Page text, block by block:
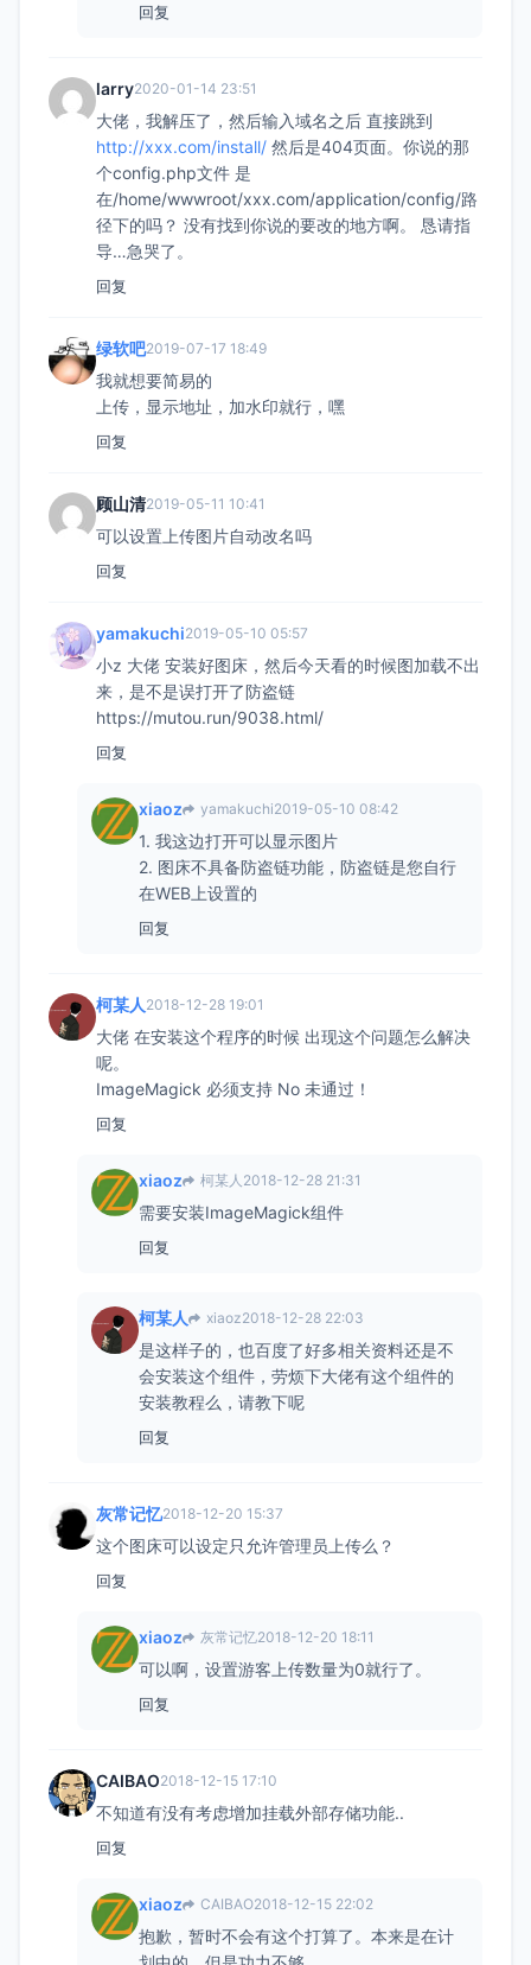
回复
larry2020-01-14 23:51
大佬，我解压了，然后输入域名之后 直接跳到
http://xxx.com/install/ 然后是404页面。你说的那
个config.php文件 是
在/home/wwwroot/xxx.com/application/config/路
径下的吗？ 没有找到你说的要改的地方啊。 恳请指
导…急哭了。
回复
绿软吧2019-07-17 18:49
我就想要简易的
上传，显示地址，加水印就行，嘿
回复
顾山清2019-05-11 10:41
可以设置上传图片自动改名吗
回复
yamakuchi2019-05-10 05:57
小z 大佬 安装好图床，然后今天看的时候图加载不出
来，是不是误打开了防盗链
https://mutou.run/9038.html/
回复
xiaoz yamakuchi2019-05-10 08:42
1. 我这边打开可以显示图片
2. 图床不具备防盗链功能，防盗链是您自行
在WEB上设置的
回复
柯某人 2018-12-28 19:01
大佬 在安装这个程序的时候 出现这个问题怎么解决
呢。
ImageMagick 必须支持 No 未通过！
回复
xiaoz 柯某人 2018-12-28 21:31
需要安装ImageMagick组件
回复
柯某人 xiaoz2018-12-28 22:03
是这样子的，也百度了好多相关资料还是不
会安装这个组件，劳烦下大佬有这个组件的
安装教程么，请教下呢
回复
灰常记忆2018-12-20 15:37
这个图床可以设定只允许管理员上传么？
回复
xiaoz 灰常记忆2018-12-20 18:11
可以啊，设置游客上传数量为0就行了。
回复
CAIBAO2018-12-15 17:10
不知道有没有考虑增加挂载外部存储功能..
回复
xiaoz CAIBAO2018-12-15 22:02
抱歉，暂时不会有这个打算了。本来是在计